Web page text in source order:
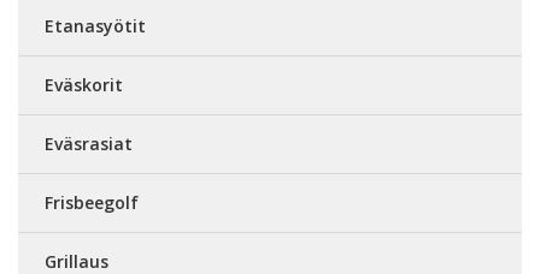
Etanasyötit
Eväskorit
Eväsrasiat
Frisbeegolf
Grillaus